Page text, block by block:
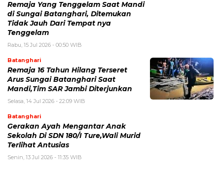
Remaja Yang Tenggelam Saat Mandi
di Sungai Batanghari, Ditemukan
Tidak Jauh Dari Tempat nya
Tenggelam
Rabu, 15 Jul 2026 - 00:50 WIB
Batanghari
Remaja 16 Tahun Hilang Terseret
Arus Sungai Batanghari Saat
Mandi,Tim SAR Jambi Diterjunkan
Selasa, 14 Jul 2026 - 22:09 WIB
Batanghari
Gerakan Ayah Mengantar Anak
Sekolah Di SDN 180/I Ture,Wali Murid
Terlihat Antusias
Senin, 13 Jul 2026 - 11:35 WIB